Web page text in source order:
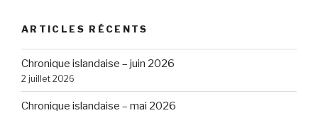
ARTICLES RÉCENTS
Chronique islandaise – juin 2026
2 juillet 2026
Chronique islandaise – mai 2026